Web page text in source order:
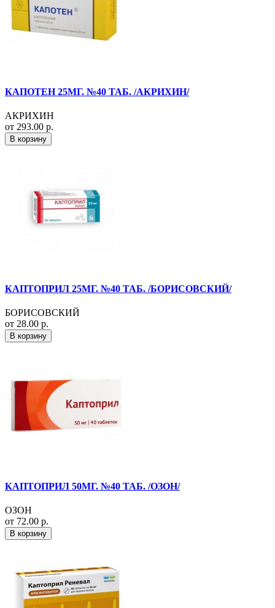
КАПОТЕН 25МГ. №40 ТАБ. /АКРИХИН/
АКРИХИН
от 293.00 р.
В корзину
КАПТОПРИЛ 25МГ. №40 ТАБ. /БОРИСОВСКИЙ/
БОРИСОВСКИЙ
от 28.00 р.
В корзину
КАПТОПРИЛ 50МГ. №40 ТАБ. /ОЗОН/
ОЗОН
от 72.00 р.
В корзину